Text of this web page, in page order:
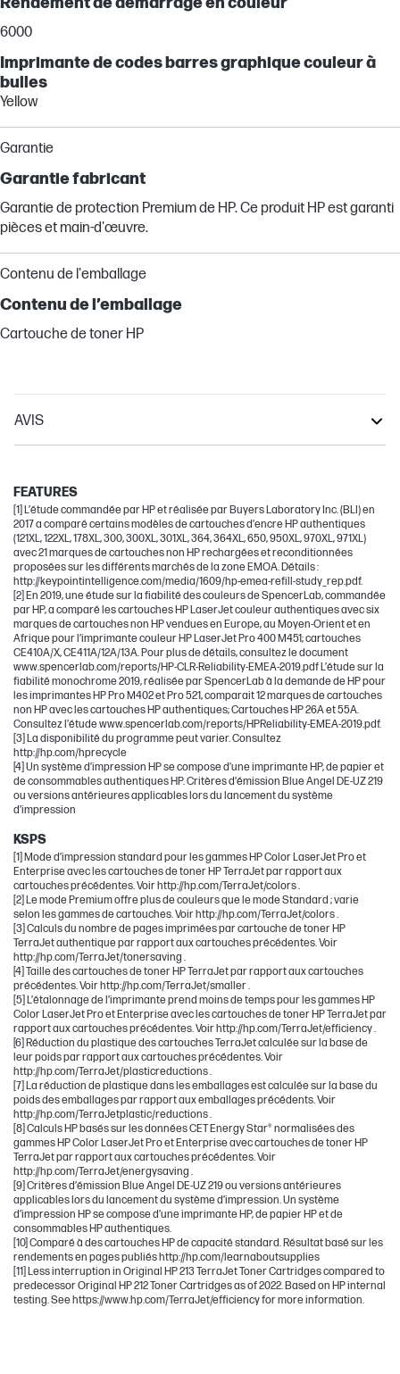
6000
Imprimante de codes barres graphique couleur à
bulles
Yellow
Garantie
Garantie fabricant
Garantie de protection Premium de HP. Ce produit HP est garanti
pièces et main-d'œuvre.
Contenu de l'emballage
Contenu de l’emballage
Cartouche de toner HP
AVIS
LaserJet Enterprise
FEATURES
[1] L’étude commandée par HP et réalisée par Buyers Laboratory Inc. (BLI) en
2017 a comparé certains modèles de cartouches d’encre HP authentiques
(121XL, 122XL, 178XL, 300, 300XL, 301XL, 364, 364XL, 650, 950XL, 970XL, 971XL)
avec 21 marques de cartouches non HP rechargées et reconditionnées
proposées sur les différents marchés de la zone EMOA. Détails :
http://keypointintelligence.com/media/1609/hp-emea-refill-study_rep.pdf.
[2] En 2019, une étude sur la fiabilité des couleurs de SpencerLab, commandée
par HP, a comparé les cartouches HP LaserJet couleur authentiques avec six
marques de cartouches non HP vendues en Europe, au Moyen-Orient et en
Afrique pour l’imprimante couleur HP LaserJet Pro 400 M451; cartouches
CE410A/X, CE411A/12A/13A. Pour plus de détails, consultez le document
www.spencerlab.com/reports/HP-CLR-Reliability-EMEA-2019.pdf L’étude sur la
fiabilité monochrome 2019, réalisée par SpencerLab à la demande de HP pour
les imprimantes HP Pro M402 et Pro 521, comparait 12 marques de cartouches
non HP avec les cartouches HP authentiques; Cartouches HP 26A et 55A.
Consultez l’étude www.spencerlab.com/reports/HPReliability-EMEA-2019.pdf.
[3] La disponibilité du programme peut varier. Consultez
http://hp.com/hprecycle
[4] Un système d’impression HP se compose d’une imprimante HP, de papier et
de consommables authentiques HP. Critères d’émission Blue Angel DE-UZ 219
ou versions antérieures applicables lors du lancement du système
d’impression
KSPS
[1] Mode d’impression standard pour les gammes HP Color LaserJet Pro et
Enterprise avec les cartouches de toner HP TerraJet par rapport aux
cartouches précédentes. Voir http://hp.com/TerraJet/colors .
[2] Le mode Premium offre plus de couleurs que le mode Standard ; varie
selon les gammes de cartouches. Voir http://hp.com/TerraJet/colors .
[3] Calculs du nombre de pages imprimées par cartouche de toner HP
TerraJet authentique par rapport aux cartouches précédentes. Voir
http://hp.com/TerraJet/tonersaving .
[4] Taille des cartouches de toner HP TerraJet par rapport aux cartouches
précédentes. Voir http://hp.com/TerraJet/smaller .
[5] L’étalonnage de l’imprimante prend moins de temps pour les gammes HP
Color LaserJet Pro et Enterprise avec les cartouches de toner HP TerraJet par
rapport aux cartouches précédentes. Voir http://hp.com/TerraJet/efficiency .
[6] Réduction du plastique des cartouches TerraJet calculée sur la base de
leur poids par rapport aux cartouches précédentes. Voir
http://hp.com/TerraJet/plasticreductions .
[7] La réduction de plastique dans les emballages est calculée sur la base du
poids des emballages par rapport aux emballages précédents. Voir
http://hp.com/TerraJetplastic/reductions .
[8] Calculs HP basés sur les données CET Energy Star® normalisées des
gammes HP Color LaserJet Pro et Enterprise avec cartouches de toner HP
TerraJet par rapport aux cartouches précédentes. Voir
http://hp.com/TerraJet/energysaving .
[9] Critères d’émission Blue Angel DE-UZ 219 ou versions antérieures
applicables lors du lancement du système d’impression. Un système
d’impression HP se compose d’une imprimante HP, de papier HP et de
consommables HP authentiques.
[10] Comparé à des cartouches HP de capacité standard. Résultat basé sur les
rendements en pages publiés http://hp.com/learnaboutsupplies
[11] Less interruption in Original HP 213 TerraJet Toner Cartridges compared to
predecessor Original HP 212 Toner Cartridges as of 2022. Based on HP internal
testing. See https://www.hp.com/TerraJet/efficiency for more information.